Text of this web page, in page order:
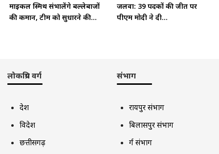
माइकल स्मिथ संभालेंगे बल्लेबाजों
की कमान, टीम को सुधारने की...
जलवा: 39 पदकों की जीत पर
पीएम मोदी ने दी...
लोकप्रिय वर्ग
देश
विदेश
छत्तीसगढ़
संभाग
रायपुर संभाग
बिलासपुर संभाग
दुर्ग संभाग